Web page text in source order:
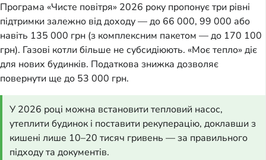
Програма «Чисте повітря» 2026 року пропонує три рівні
підтримки залежно від доходу — до 66 000, 99 000 або
навіть 135 000 грн (з комплексним пакетом — до 170 100
грн). Газові котли більше не субсидіюють. «Моє тепло» діє
для нових будинків. Податкова знижка дозволяє
повернути ще до 53 000 грн.
У 2026 році можна встановити тепловий насос,
утеплити будинок і поставити рекуперацію, доклавши з
кишені лише 10–20 тисяч гривень — за правильного
підходу та документів.